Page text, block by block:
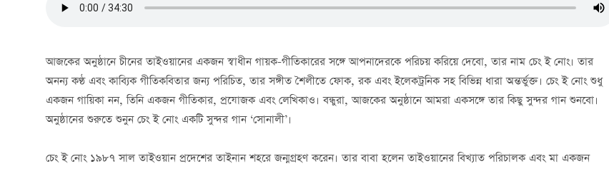
আজকের অনুষ্ঠানে চীনের তাইওয়ানের একজন স্বাধীন গায়ক-গীতিকারের সঙ্গে আপনাদেরকে পরিচয় করিয়ে দেবো, তার নাম চেং ই নোং। তার
অনন্য কণ্ঠ এবং কাব্যিক গীতিকবিতার জন্য পরিচিত, তার সঙ্গীত শৈলীতে ফোক, রক এবং ইলেকট্রনিক সহ বিভিন্ন ধারা অন্তর্ভুক্ত। চেং ই নোং শুধু
একজন গায়িকা নন, তিনি একজন গীতিকার, প্রযোজক এবং লেখিকাও। বন্ধুরা, আজকের অনুষ্ঠানে আমরা একসঙ্গে তার কিছু সুন্দর গান শুনবো।
অনুষ্ঠানের শুরুতে শুনুন চেং ই নোং একটি সুন্দর গান ‘সোনালী’।
চেং ই নোং ১৯৮৭ সাল তাইওয়ান প্রদেশের তাইনান শহরে জন্মগ্রহণ করেন। তার বাবা হলেন তাইওয়ানের বিখ্যাত পরিচালক এবং মা একজন